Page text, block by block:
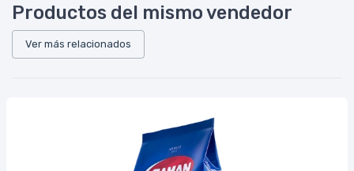
Productos del mismo vendedor
Ver más relacionados